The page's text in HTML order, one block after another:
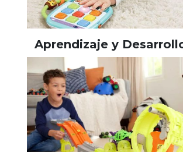
Aprendizaje y